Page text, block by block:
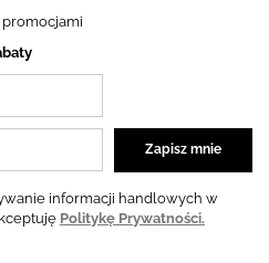
promocjami
informacji handlowych w
Politykę Prywatności.